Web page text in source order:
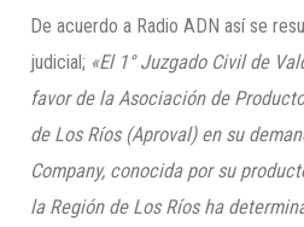
De acuerdo a Radio ADN así se
judicial; «El 1° Juzgado Civil de
favor de la Asociación de
de Los Ríos (Aproval) en su
Company, conocida por su
la Región de Los Ríos ha